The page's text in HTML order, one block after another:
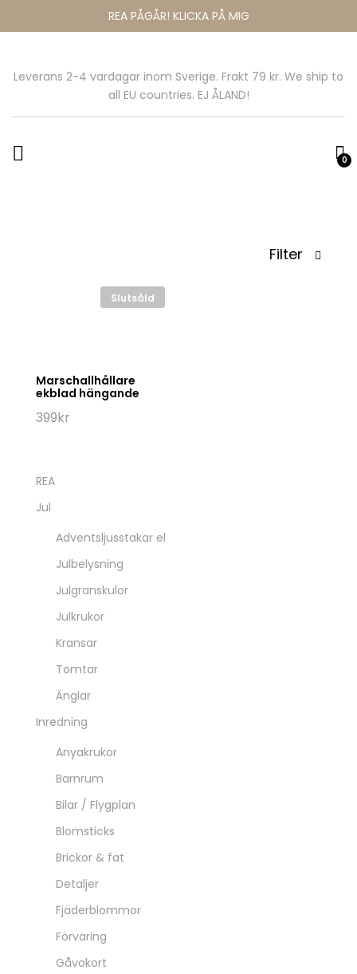
REA PÅGÅR! KLICKA PÅ MIG
Leverans 2-4 vardagar inom Sverige. Frakt 79 kr. We ship to
all EU countries. EJ ÅLAND!
0
Filter
Slutsåld
Marschallhållare
ekblad hängande
399kr
REA
Jul
Adventsljusstakar el
Julbelysning
Julgranskulor
Julkrukor
Kransar
Tomtar
Änglar
Inredning
Anyakrukor
Barnrum
Bilar / Flygplan
Blomsticks
Brickor & fat
Detaljer
Fjäderblommor
Förvaring
Gåvokort